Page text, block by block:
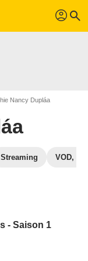
profil search
Nancy Dupláa
Streaming VOD,
- Saison 1